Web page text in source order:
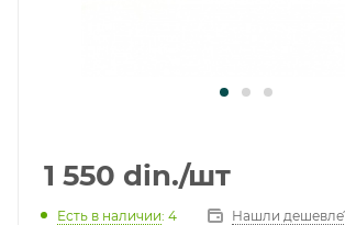
1 550 din./шт
Есть в наличии: 4 Нашли